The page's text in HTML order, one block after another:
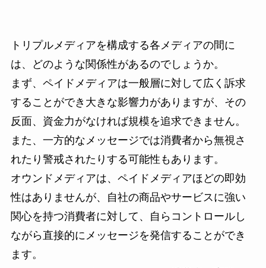
トリプルメディアを構成する各メディアの間に
は、どのような関係性があるのでしょうか。
まず、ペイドメディアは一般層に対して広く訴求
することができ大きな影響力がありますが、その
反面、資金力がなければ規模を追求できません。
また、一方的なメッセージでは消費者から無視さ
れたり警戒されたりする可能性もあります。
オウンドメディアは、ペイドメディアほどの即効
性はありませんが、自社の商品やサービスに強い
関心を持つ消費者に対して、自らコントロールし
ながら直接的にメッセージを発信することができ
ます。